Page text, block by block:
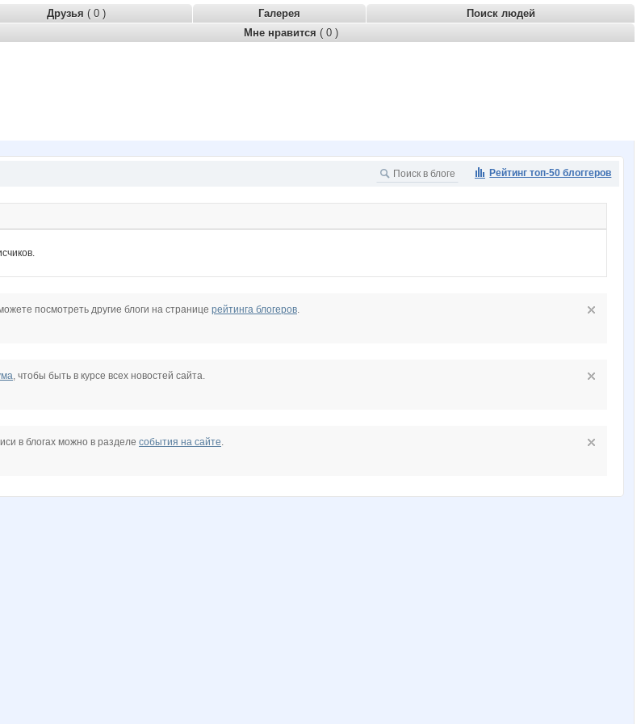
Друзья ( 0 ) Галерея
Поиск людей
Мне нравится ( 0 )
Рейтинг топ-50 блоггеров
посмотреть другие блоги на странице рейтинга блогеров.
, чтобы быть в курсе всех новостей сайта.
в блогах можно в разделе события на сайте.